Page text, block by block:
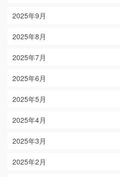
2025年9月
2025年8月
2025年7月
2025年6月
2025年5月
2025年4月
2025年3月
2025年2月